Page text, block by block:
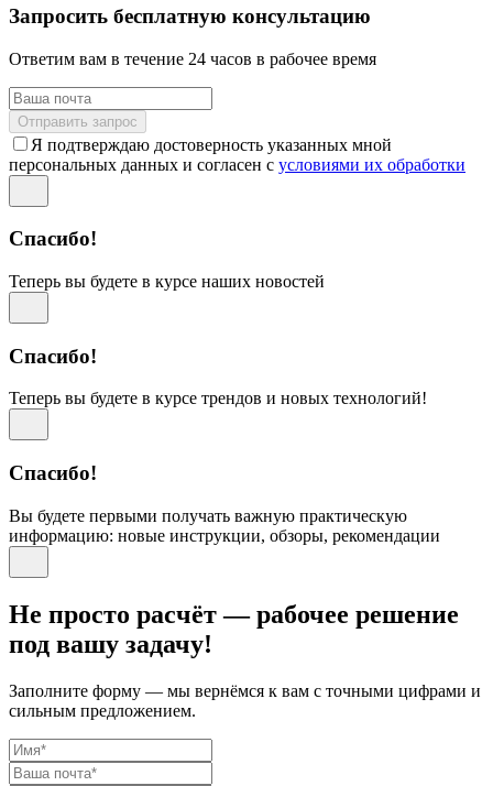
Запросить бесплатную консультацию
Ответим вам в течение 24 часов в рабочее время
Отправить запрос
Я подтверждаю достоверность указанных мной
персональных данных и согласен с условиями их обработки
Спасибо!
Теперь вы будете в курсе наших новостей
Спасибо!
Теперь вы будете в курсе трендов и новых технологий!
Спасибо!
Вы будете первыми получать важную практическую
информацию: новые инструкции, обзоры, рекомендации
Не просто расчёт — рабочее решение
под вашу задачу!
Заполните форму — мы вернёмся к вам с точными цифрами и
сильным предложением.